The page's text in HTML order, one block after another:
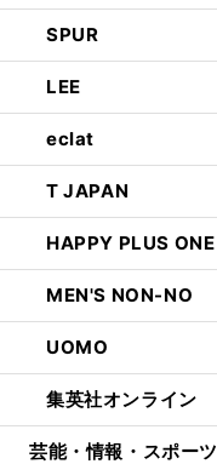
SPUR
LEE
eclat
T JAPAN
HAPPY PLUS ONE
MEN'S NON-NO
UOMO
集英社オンライン
芸能・情報・スポーツ